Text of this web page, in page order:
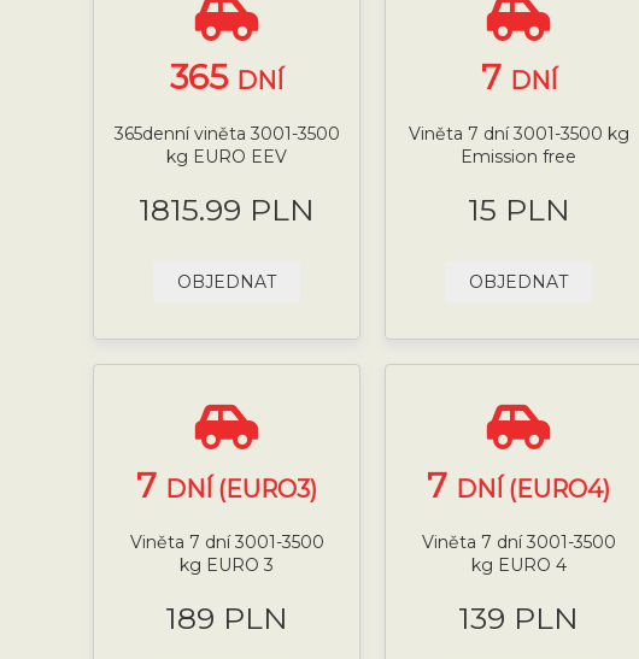
365 DNÍ
365denní viněta 3001-3500
kg EURO EEV
1815.99 PLN
OBJEDNAT
7 DNÍ
Viněta 7 dní 3001-3500 kg
Emission free
15 PLN
OBJEDNAT
7 DNÍ (EURO3)
Viněta 7 dní 3001-3500
kg EURO 3
189 PLN
7 DNÍ (EURO4)
Viněta 7 dní 3001-3500
kg EURO 4
139 PLN